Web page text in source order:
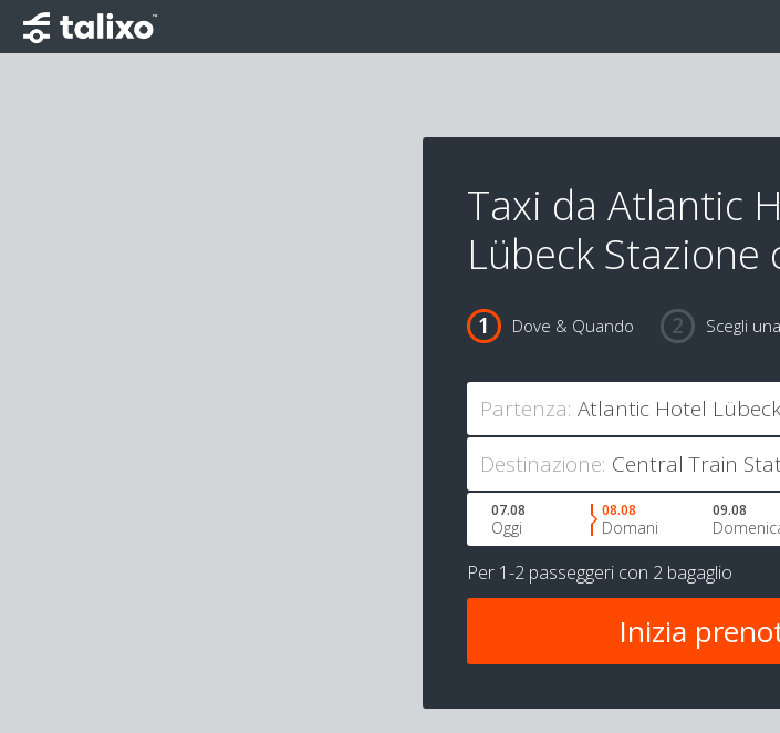
Taxi da Atlantic
Lübeck Stazione
Dove & Quando Scegli
Partenza:
Destinazione:
07.08
Oggi
08.08
Domani
09.08
Per 1-2 passeggeri con 2 bagaglio